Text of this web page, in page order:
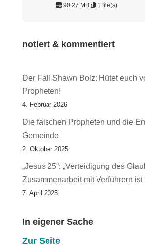
90.27 MB 1 file(s)
notiert & kommentiert
Der Fall Shawn Bolz: Hütet euch
Propheten!
4. Februar 2026
Die falschen Propheten und die
Gemeinde
2. Oktober 2025
„Jesus 25“: „Verteidigung des
Zusammenarbeit mit Verführern ist
7. April 2025
In eigener Sache
Zur Seite